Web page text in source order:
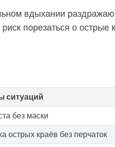
вдыхании
порезаться о острые
ситуаций
без маски
острых краёв без перчаток